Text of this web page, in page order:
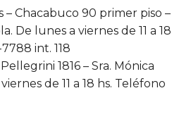
– Chacabuco 90 primer piso –
De lunes a viernes de 11 a 18
int. 118
1816 – Sra. Mónica
de 11 a 18 hs. Teléfono